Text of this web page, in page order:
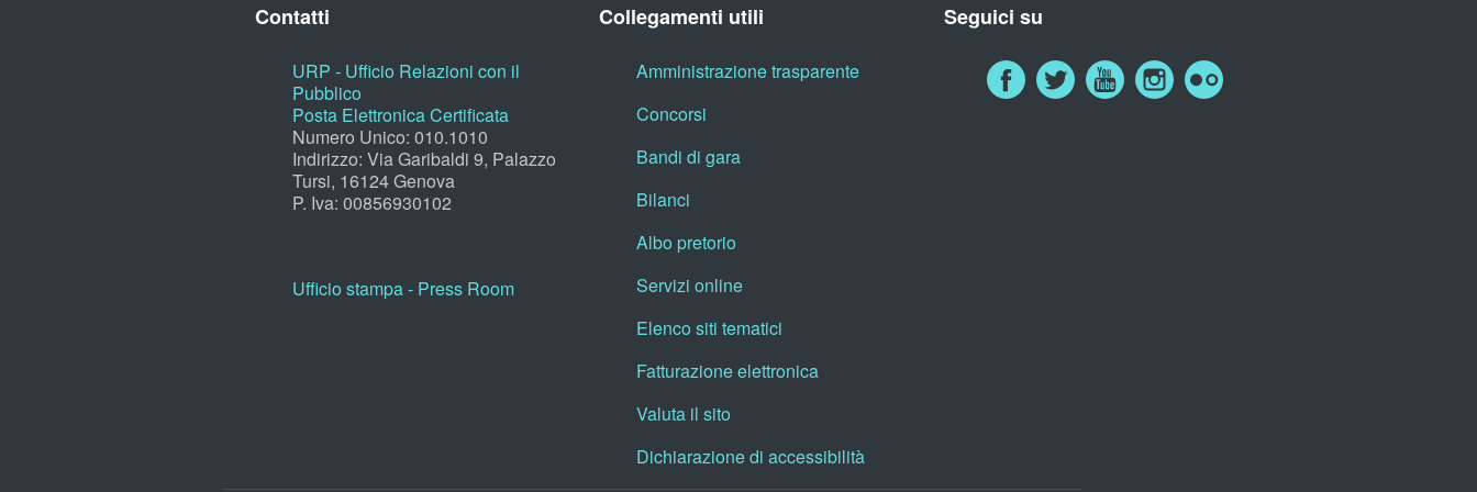
Contatti
URP - Ufficio Relazioni con il
Pubblico
Posta Elettronica Certificata
Numero Unico: 010.1010
Indirizzo: Via Garibaldi 9, Palazzo
Tursi, 16124 Genova
P. Iva: 00856930102
Ufficio stampa - Press Room
Collegamenti utili
Amministrazione trasparente
Concorsi
Bandi di gara
Bilanci
Albo pretorio
Servizi online
Elenco siti tematici
Fatturazione elettronica
Valuta il sito
Dichiarazione di accessibilità
Seguici su